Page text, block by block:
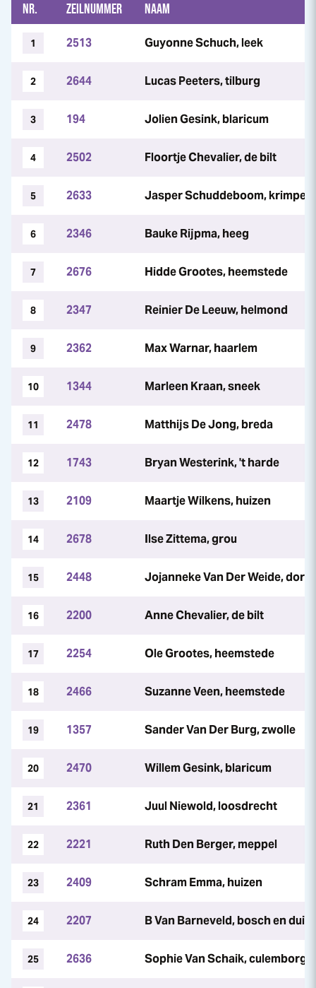
NR. ZEILNUMMER NAAM
1 2513 Guyonne Schuch, leek
2 2644 Lucas Peeters, tilburg
3 194 Jolien Gesink, blaricum
4 2502 Floortje Chevalier, de bilt
5 2633 Jasper Schuddeboom, krimpen
6 2346 Bauke Rijpma, heeg
7 2676 Hidde Grootes, heemstede
8 2347 Reinier De Leeuw, helmond
9 2362 Max Warnar, haarlem
10 1344 Marleen Kraan, sneek
11 2478 Matthijs De Jong, breda
12 1743 Bryan Westerink, 't harde
13 2109 Maartje Wilkens, huizen
14 2678 Ilse Zittema, grou
15 2448 Jojanneke Van Der Weide,
16 2200 Anne Chevalier, de bilt
17 2254 Ole Grootes, heemstede
18 2466 Suzanne Veen, heemstede
19 1357 Sander Van Der Burg, zwolle
20 2470 Willem Gesink, blaricum
21 2361 Juul Niewold, loosdrecht
22 2221 Ruth Den Berger, meppel
23 2409 Schram Emma, huizen
24 2207 B Van Barneveld, bosch en duin
25 2636 Sophie Van Schaik, culemborg